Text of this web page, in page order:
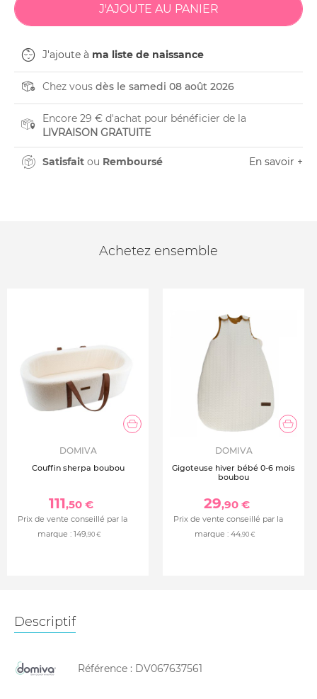
J'ajoute à ma liste de naissance
Chez vous dès le samedi 08 août 2026
Encore 29 € d'achat pour bénéficier de la
LIVRAISON GRATUITE
Satisfait ou Remboursé En savoir +
Achetez ensemble
DOMIVA
Couffin sherpa boubou
111,50 €
Prix de vente conseillé par la
marque : 149,90 €
DOMIVA
Gigoteuse hiver bébé 0-6 mois
boubou
29,90 €
Prix de vente conseillé par la
marque : 44,90 €
Descriptif
Référence : DV067637561